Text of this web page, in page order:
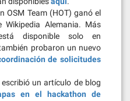
OSM Team (HOT) ganó el
Wikipedia Alemania. Más
disponible solo en
probaron un nuevo
de solicitudes
un artículo de blog
en el hackathon de